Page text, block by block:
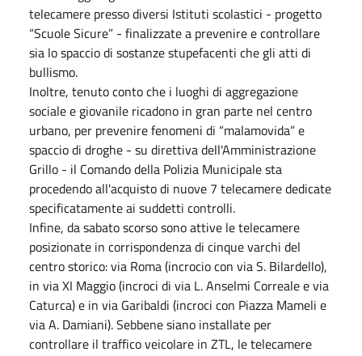
telecamere presso diversi Istituti scolastici - progetto
“Scuole Sicure” - finalizzate a prevenire e controllare
sia lo spaccio di sostanze stupefacenti che gli atti di
bullismo.
Inoltre, tenuto conto che i luoghi di aggregazione
sociale e giovanile ricadono in gran parte nel centro
urbano, per prevenire fenomeni di “malamovida” e
spaccio di droghe - su direttiva dell'Amministrazione
Grillo - il Comando della Polizia Municipale sta
procedendo all'acquisto di nuove 7 telecamere dedicate
specificatamente ai suddetti controlli.
Infine, da sabato scorso sono attive le telecamere
posizionate in corrispondenza di cinque varchi del
centro storico: via Roma (incrocio con via S. Bilardello),
in via XI Maggio (incroci di via L. Anselmi Correale e via
Caturca) e in via Garibaldi (incroci con Piazza Mameli e
via A. Damiani). Sebbene siano installate per
controllare il traffico veicolare in ZTL, le telecamere